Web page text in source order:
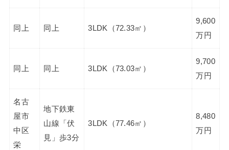
同上 同上 3LDK（72.33㎡）
9,600
万円
同上 同上 3LDK（73.03㎡）
9,700
万円
名古
屋市
中区
栄
地下鉄東
山線「伏
見」歩3分
3LDK（77.46㎡）
8,480
万円